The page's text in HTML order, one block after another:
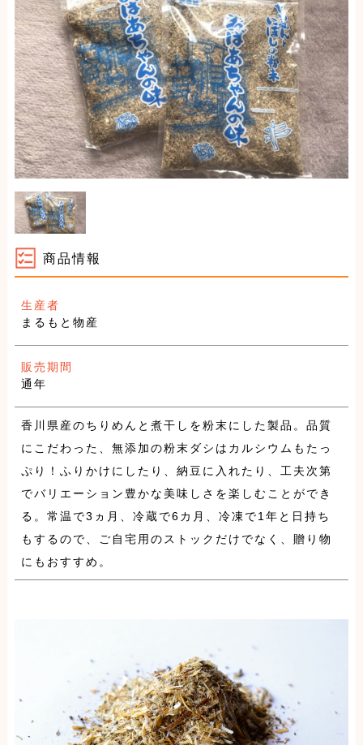
商品情報
生産者
まるもと物産
販売期間
通年
香川県産のちりめんと煮干しを粉末にした製品。品質
にこだわった、無添加の粉末ダシはカルシウムもたっ
ぷり！ふりかけにしたり、納豆に入れたり、工夫次第
でバリエーション豊かな美味しさを楽しむことができ
る。常温で3ヵ月、冷蔵で6カ月、冷凍で1年と日持ち
もするので、ご自宅用のストックだけでなく、贈り物
にもおすすめ。